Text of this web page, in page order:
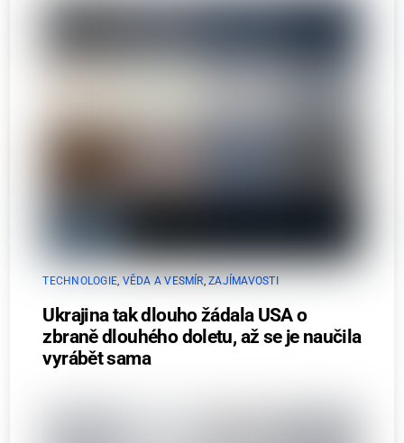
TECHNOLOGIE VĚDA A VESMÍR ,ZAJÍMAVOSTI
Ukrajina tak dlouho žádala USA o
zbraně dlouhého doletu, až se je naučila
vyrábět sama